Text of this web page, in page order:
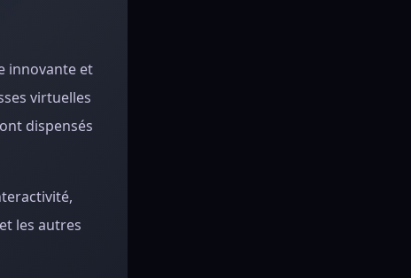
innovante et
virtuelles
dispensés
les autres